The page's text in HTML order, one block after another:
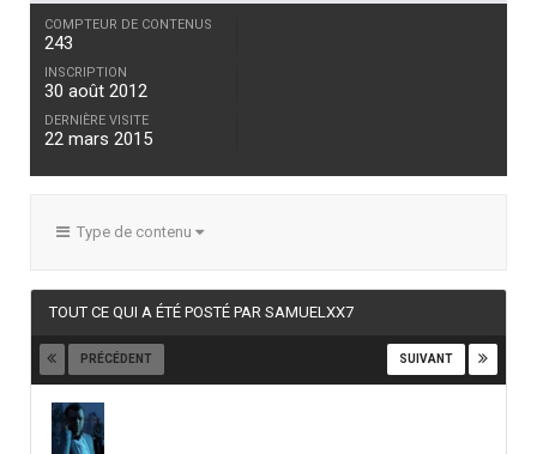
COMPTEUR DE CONTENUS
243
INSCRIPTION
30 août 2012
DERNIÈRE VISITE
22 mars 2015
Type de contenu
TOUT CE QUI A ÉTÉ POSTÉ PAR SAMUELXX7
PRÉCÉDENT SUIVANT